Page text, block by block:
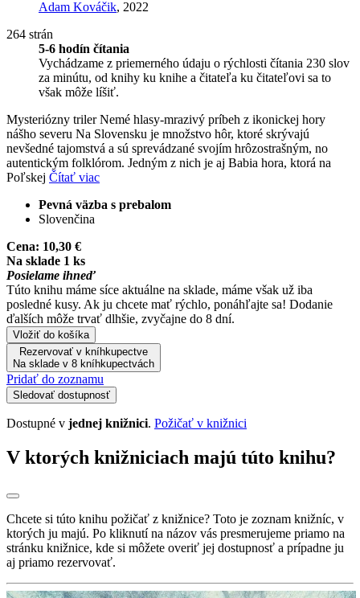
Adam Kováčik, 2022
264 strán
5-6 hodín čítania
Vychádzame z priemerného údaju o rýchlosti čítania 230 slov
za minútu, od knihy ku knihe a čitateľa ku čitateľovi sa to
však môže líšiť.
Mysteriózny triler Nemé hlasy-mrazivý príbeh z ikonickej hory
nášho severu Na Slovensku je množstvo hôr, ktoré skrývajú
nevšedné tajomstvá a sú sprevádzané svojím hrôzostrašným, no
autentickým folklórom. Jedným z nich je aj Babia hora, ktorá na
Poľskej Čítať viac
Pevná väzba s prebalom
Slovenčina
Cena: 10,30 €
Na sklade 1 ks
Posielame ihneď
Túto knihu máme síce aktuálne na sklade, máme však už iba
posledné kusy. Ak ju chcete mať rýchlo, ponáhľajte sa! Dodanie
ďalších môže trvať dlhšie, zvyčajne do 8 dní.
Vložiť do košíka
Rezervovať v kníhkupectve
Na sklade v 8 kníhkupectvách
Pridať do zoznamu
Sledovať dostupnosť
Dostupné v jednej knižnici. Požičať v knižnici
V ktorých knižniciach majú túto knihu?
Chcete si túto knihu požičať z knižnice? Toto je zoznam knižníc, v
ktorých ju majú. Po kliknutí na názov vás presmerujeme priamo na
stránku knižnice, kde si môžete overiť jej dostupnosť a prípadne ju
aj priamo rezervovať.